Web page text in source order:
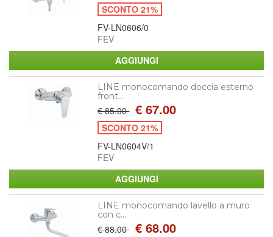
SCONTO 21%
FV-LN0606/0
FEV
LINE monocomando doccia esterno
front...
€ 85.00 € 67.00
SCONTO 21%
FV-LN0604V/1
FEV
LINE monocomando lavello a muro
con c...
€ 88.00 € 68.00